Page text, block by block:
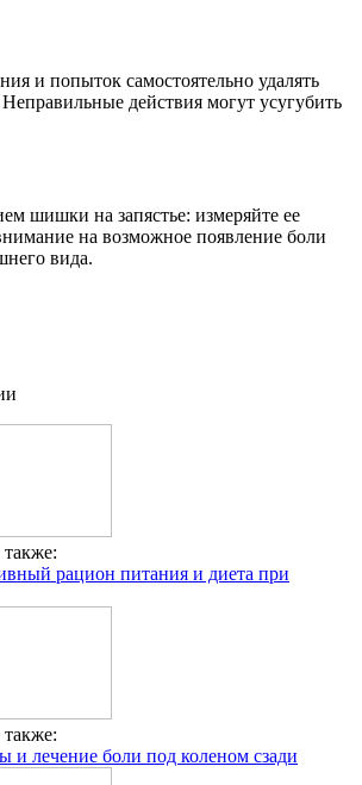
и попыток самостоятельно удалять
действия могут усугубить
шишки на запястье: измеряйте ее
на возможное появление боли
вида.
рацион питания и диета при
и лечение боли под коленом сзади